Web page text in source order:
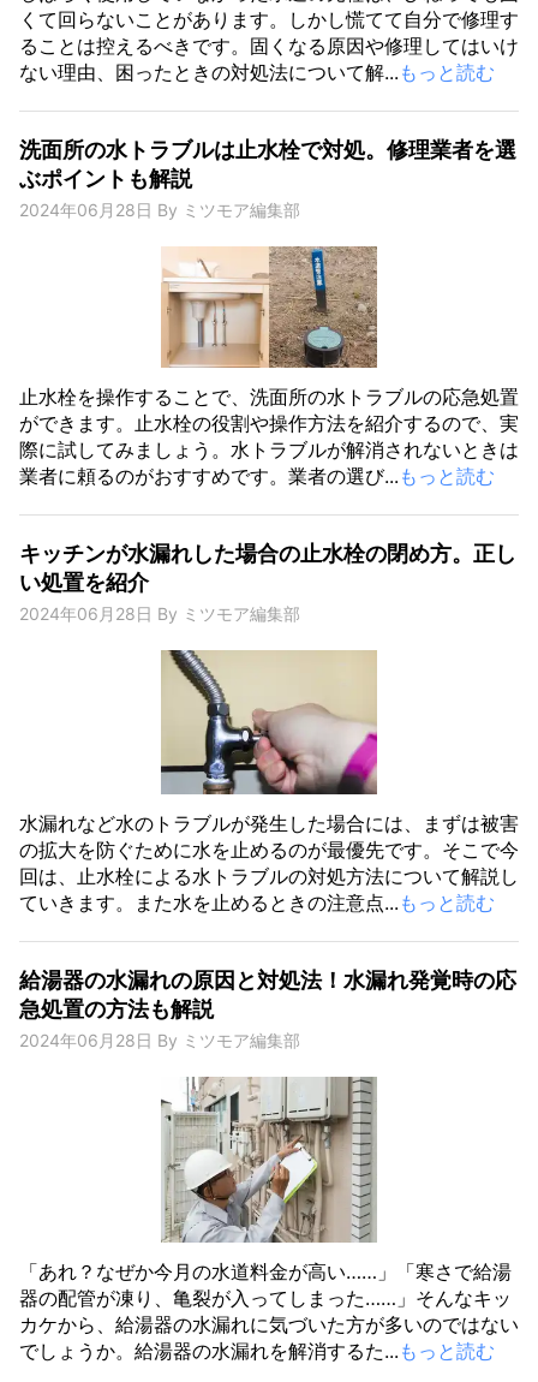
くて回らないことがあります。しかし慌てて自分で修理す
ることは控えるべきです。固くなる原因や修理してはいけ
ない理由、困ったときの対処法について解... もっと読む
洗面所の水トラブルは止水栓で対処。修理業者を選
ぶポイントも解説
2024年06月28日 By ミツモア編集部
止水栓を操作することで、洗面所の水トラブルの応急処置
ができます。止水栓の役割や操作方法を紹介するので、実
際に試してみましょう。水トラブルが解消されないときは
業者に頼るのがおすすめです。業者の選び... もっと読む
キッチンが水漏れした場合の止水栓の閉め方。正し
い処置を紹介
2024年06月28日 By ミツモア編集部
水漏れなど水のトラブルが発生した場合には、まずは被害
の拡大を防ぐために水を止めるのが最優先です。そこで今
回は、止水栓による水トラブルの対処方法について解説し
ていきます。また水を止めるときの注意点... もっと読む
給湯器の水漏れの原因と対処法！水漏れ発覚時の応
急処置の方法も解説
2024年06月28日 By ミツモア編集部
「あれ？なぜか今月の水道料金が高い……」「寒さで給湯
器の配管が凍り、亀裂が入ってしまった……」そんなキッ
カケから、給湯器の水漏れに気づいた方が多いのではない
でしょうか。給湯器の水漏れを解消するた... もっと読む